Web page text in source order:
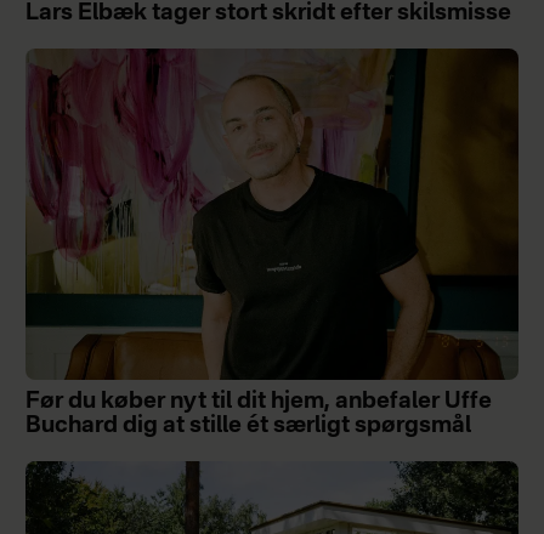
Lars Elbæk tager stort skridt efter skilsmisse
Før du køber nyt til dit hjem, anbefaler Uffe
Buchard dig at stille ét særligt spørgsmål